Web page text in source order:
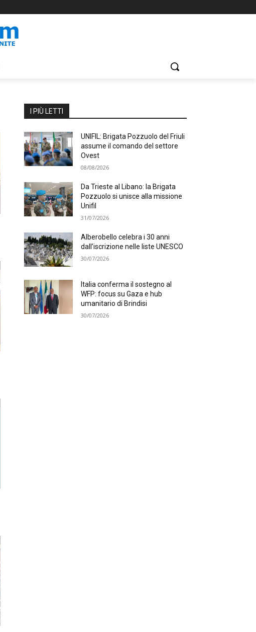
I PIÙ LETTI
UNIFIL: Brigata Pozzuolo del Friuli
assume il comando del settore
Ovest
08/08/2026
Da Trieste al Libano: la Brigata
Pozzuolo si unisce alla missione
Unifil
31/07/2026
Alberobello celebra i 30 anni
dall’iscrizione nelle liste UNESCO
30/07/2026
Italia conferma il sostegno al
WFP: focus su Gaza e hub
umanitario di Brindisi
30/07/2026